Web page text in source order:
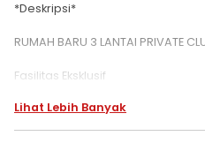
*Deskripsi*
RUMAH BARU 3 LANTAI PRIVATE
Fasilitas Eksklusif
Lihat Lebih Banyak